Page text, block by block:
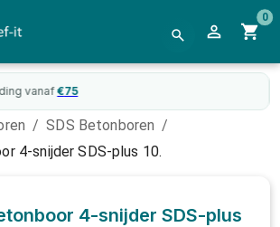
0
/ SDS Betonboren /
4-snijder SDS-plus 10.
4-snijder SDS-plus